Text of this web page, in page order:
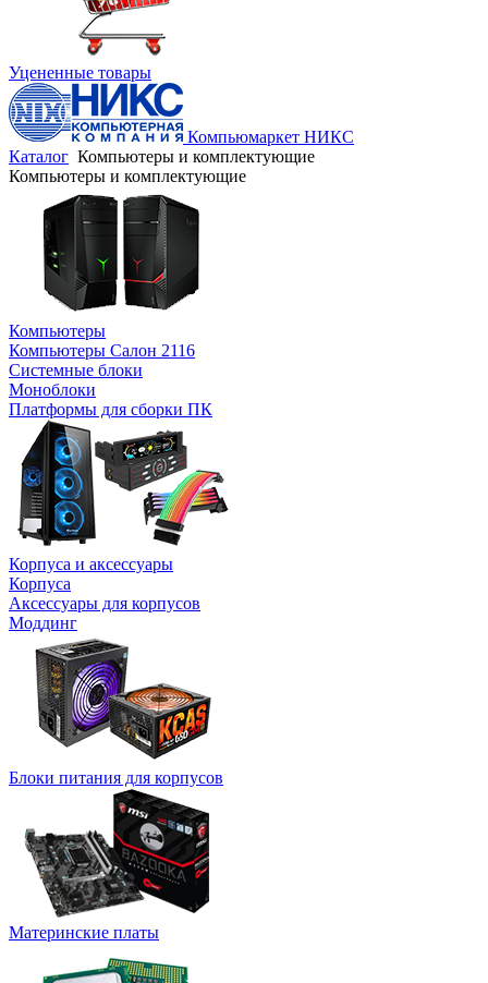
Уцененные товары
Компьюмаркет НИКС
Каталог Компьютеры и комплектующие
Компьютеры и комплектующие
Компьютеры
Компьютеры Салон 2116
Системные блоки
Моноблоки
Платформы для сборки ПК
Корпуса и аксессуары
Корпуса
Аксессуары для корпусов
Моддинг
Блоки питания для корпусов
Материнские платы